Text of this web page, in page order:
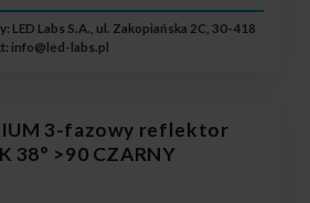
LED Labs S.A., ul. Zakopiańska 2C, 30-418
info@led-labs.pl
3-fazowy reflektor
38° >90 CZARNY